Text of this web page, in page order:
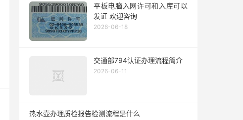
平板电脑入网许可和入库可以
发证 欢迎咨询
2026-06-18
交通部794认证办理流程简介
2026-06-11
热水壶办理质检报告检测流程是什么